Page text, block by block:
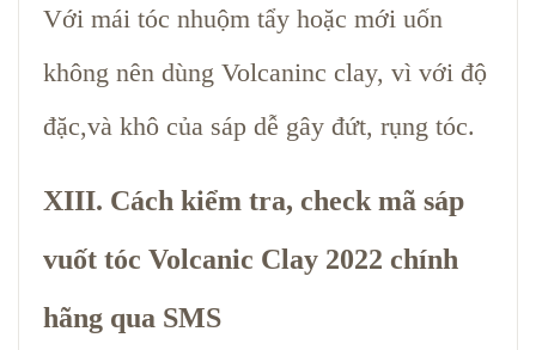
Với mái tóc nhuộm tẩy hoặc mới uốn
không nên dùng Volcaninc clay, vì với độ
đặc,và khô của sáp dễ gây đứt, rụng tóc.
XIII. Cách kiểm tra, check mã sáp
vuốt tóc Volcanic Clay 2022 chính
hãng qua SMS